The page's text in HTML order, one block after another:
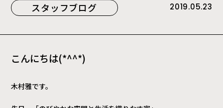
スタッフブログ 2019.05.23
こんにちは(*^^*)
木村雅です。